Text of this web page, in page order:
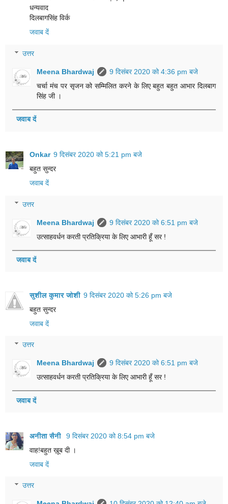
धन्यवाद
दिलबागसिंह विर्क
जवाब दें
उत्तर
Meena Bhardwaj
9 दिसंबर 2020 को 4:36 pm बजे
चर्चा मंच पर सृजन को सम्मिलित करने के लिए बहुत बहुत आभार दिलबाग
सिंह जी ।
जवाब दें
Onkar 9 दिसंबर 2020 को 5:21 pm बजे
बहुत सुन्दर
जवाब दें
उत्तर
Meena Bhardwaj
9 दिसंबर 2020 को 6:51 pm बजे
उत्साहवर्धन करती प्रतिक्रिया के लिए आभारी हूँ सर !
जवाब दें
सुशील कुमार जोशी 9 दिसंबर 2020 को 5:26 pm बजे
बहुत सुन्दर
जवाब दें
उत्तर
Meena Bhardwaj
9 दिसंबर 2020 को 6:51 pm बजे
उत्साहवर्धन करती प्रतिक्रिया के लिए आभारी हूँ सर !
जवाब दें
अनीता सैनी
9 दिसंबर 2020 को 8:54 pm बजे
वाह!बहुत ख़ूब दी ।
जवाब दें
उत्तर